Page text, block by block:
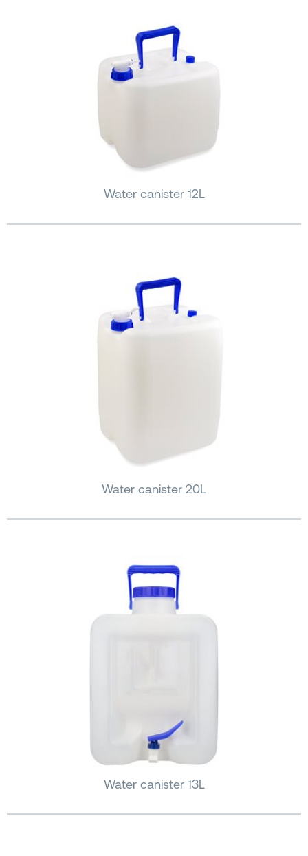
Water canister 12L
Water canister 20L
Water canister 13L